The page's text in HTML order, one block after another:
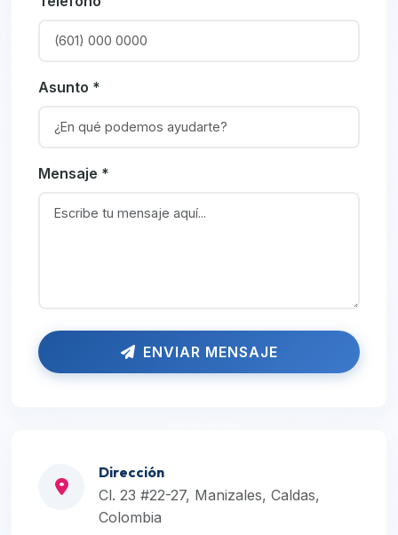
Asunto *
Mensaje *
ENVIAR MENSAJE
Dirección
Cl. 23 #22-27, Manizales, Caldas,
Colombia